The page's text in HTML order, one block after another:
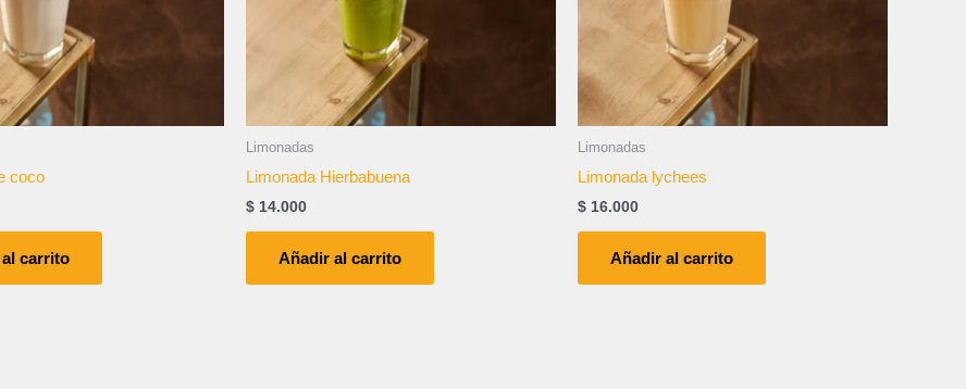
coco
carrito
Limonadas
Limonada Hierbabuena
$ 14.000
Añadir al carrito
Limonadas
Limonada lychees
$ 16.000
Añadir al carrito